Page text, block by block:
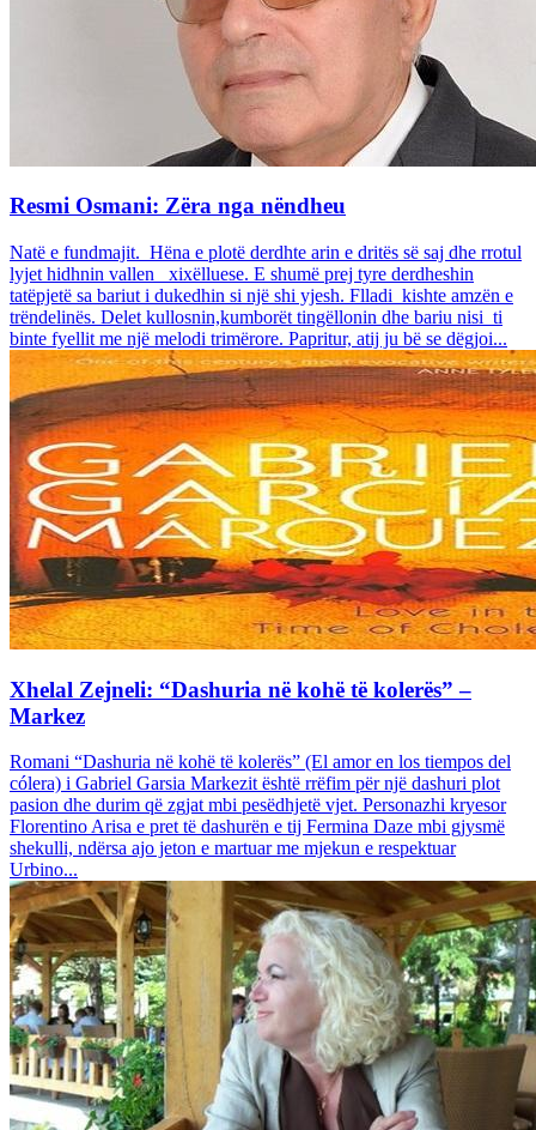
Resmi Osmani: Zëra nga nëndheu
Natë e fundmajit. Hëna e plotë derdhte arin e dritës së saj dhe rrotul
lyjet hidhnin vallen xixëlluese. E shumë prej tyre derdheshin
tatëpjetë sa bariut i dukedhin si një shi yjesh. Flladi kishte amzën e
trëndelinës. Delet kullosnin,kumborët tingëllonin dhe bariu nisi ti
binte fyellit me një melodi trimërore. Papritur, atij ju bë se dëgjoi...
Xhelal Zejneli: “Dashuria në kohë të kolerës” –
Markez
Romani “Dashuria në kohë të kolerës” (El amor en los tiempos del
cólera) i Gabriel Garsia Markezit është rrëfim për një dashuri plot
pasion dhe durim që zgjat mbi pesëdhjetë vjet. Personazhi kryesor
Florentino Arisa e pret të dashurën e tij Fermina Daze mbi gjysmë
shekulli, ndërsa ajo jeton e martuar me mjekun e respektuar
Urbino...